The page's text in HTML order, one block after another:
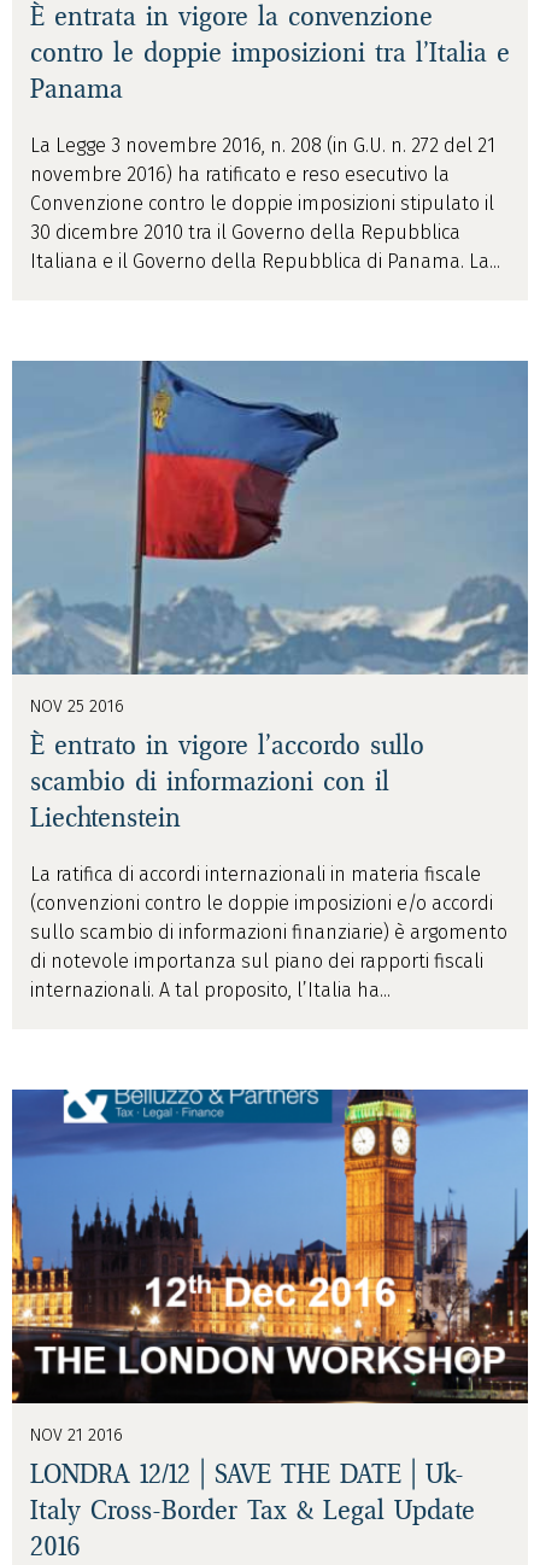
È entrata in vigore la convenzione
contro le doppie imposizioni tra l’Italia e
Panama
La Legge 3 novembre 2016, n. 208 (in G.U. n. 272 del 21
novembre 2016) ha ratificato e reso esecutivo la
Convenzione contro le doppie imposizioni stipulato il
30 dicembre 2010 tra il Governo della Repubblica
Italiana e il Governo della Repubblica di Panama. La...
NOV 25 2016
È entrato in vigore l’accordo sullo
scambio di informazioni con il
Liechtenstein
La ratifica di accordi internazionali in materia fiscale
(convenzioni contro le doppie imposizioni e/o accordi
sullo scambio di informazioni finanziarie) è argomento
di notevole importanza sul piano dei rapporti fiscali
internazionali. A tal proposito, l’Italia ha...
NOV 21 2016
LONDRA 12/12 | SAVE THE DATE | Uk-
Italy Cross-Border Tax & Legal Update
2016